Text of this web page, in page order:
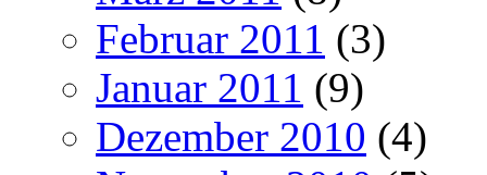
Februar 2011 (3)
Januar 2011 (9)
Dezember 2010 (4)